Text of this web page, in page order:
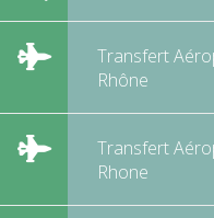
Transfert
Rhône
Transfert
Rhone